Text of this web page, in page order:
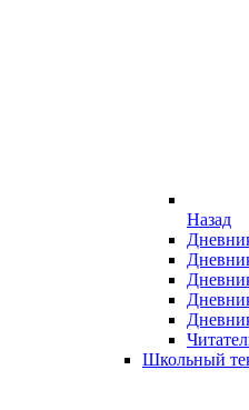
Назад
Школьный